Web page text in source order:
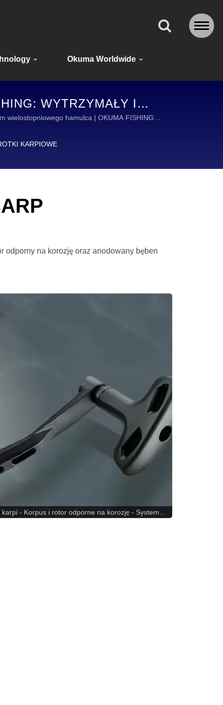
Okuma Worldwide
WYTRZYMAŁY I
ŚWIECIE
wielostopniowego hamulca | OKUMA FISHING
WĘDKARSKICH.
KARPIOWE
- Korpus i rotor odporne na korozję - System
odporny na korozję oraz anodowany bęben